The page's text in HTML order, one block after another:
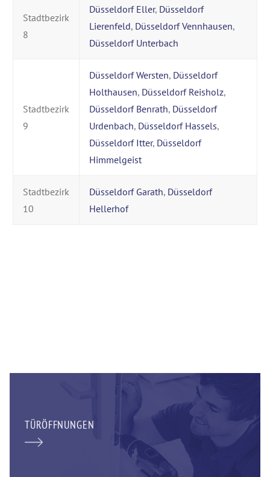
Stadtbezirk
8
Düsseldorf Eller, Düsseldorf
Lierenfeld, Düsseldorf Vennhausen,
Düsseldorf Unterbach
Stadtbezirk
9
Düsseldorf Wersten, Düsseldorf
Holthausen, Düsseldorf Reisholz,
Düsseldorf Benrath, Düsseldorf
Urdenbach, Düsseldorf Hassels,
Düsseldorf Itter, Düsseldorf
Himmelgeist
Stadtbezirk
10
Düsseldorf Garath, Düsseldorf
Hellerhof
TÜRÖFFNUNGEN